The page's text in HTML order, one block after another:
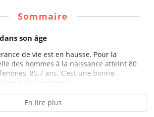
Sommaire
son âge
de vie est en hausse. Pour la
des hommes à la naissance atteint 80
85,7 ans. C’est une bonne
plus longtemps....
En lire plus